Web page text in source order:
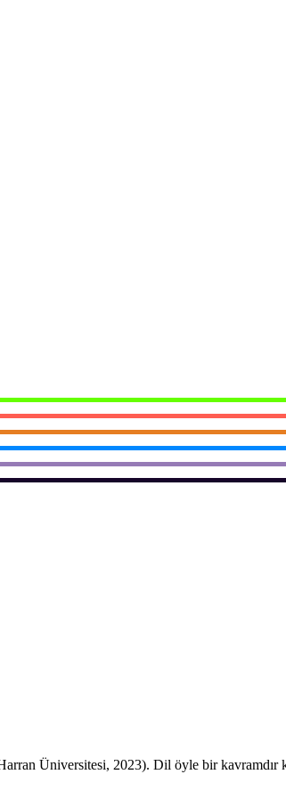
Üniversitesi, 2023). Dil öyle bir